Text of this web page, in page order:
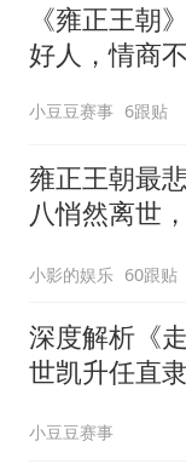
《雍正王朝
好人，情商
小豆豆赛事 6跟贴
雍正王朝最
八悄然离世
小影的娱乐 60跟贴
深度解析《
世凯升任直
小豆豆赛事